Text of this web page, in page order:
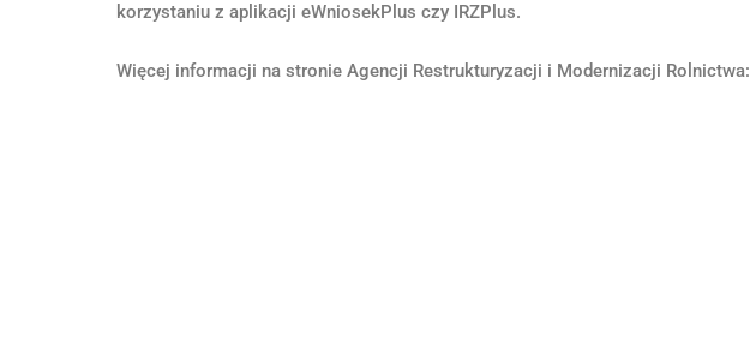
korzystaniu z aplikacji eWniosekPlus czy IRZPlus.
Więcej informacji na stronie Agencji Restrukturyzacji i Modernizacji Rolnictwa: